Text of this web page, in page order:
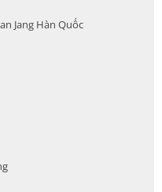
Jang Hàn Quốc